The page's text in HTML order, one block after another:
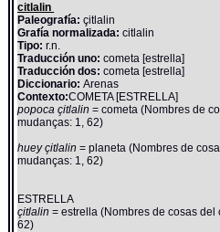
citlalin
Paleografía: çitlalin
Grafía normalizada: citlalin
Tipo: r.n.
Traducción uno: cometa [estrella]
Traducción dos: cometa [estrella]
Diccionario:Arenas
Contexto:COMETA [ESTRELLA]
popoca çitlalin= cometa (Nombres de
mudanças: 1, 62)
huey çitlalin= planeta (Nombres de
mudanças: 1, 62)
ESTRELLA
çitlalin= estrella (Nombres de cosas
62)